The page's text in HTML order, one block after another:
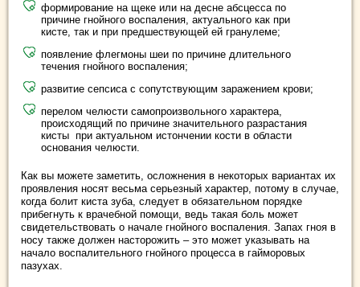
формирование на щеке или на десне абсцесса по
причине гнойного воспаления, актуального как при
кисте, так и при предшествующей ей гранулеме;
появление флегмоны шеи по причине длительного
течения гнойного воспаления;
развитие сепсиса с сопутствующим заражением крови;
перелом челюсти самопроизвольного характера,
происходящий по причине значительного разрастания
кисты при актуальном истончении кости в области
основания челюсти.
Как вы можете заметить, осложнения в некоторых вариантах их
проявления носят весьма серьезный характер, потому в случае,
когда болит киста зуба, следует в обязательном порядке
прибегнуть к врачебной помощи, ведь такая боль может
свидетельствовать о начале гнойного воспаления. Запах гноя в
носу также должен насторожить – это может указывать на
начало воспалительного гнойного процесса в гайморовых
пазухах.